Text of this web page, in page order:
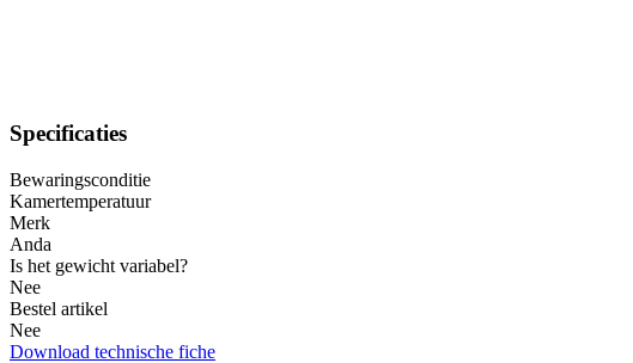
Specificaties
Bewaringsconditie
Kamertemperatuur
Merk
Anda
Is het gewicht variabel?
Nee
Bestel artikel
Nee
Download technische fiche